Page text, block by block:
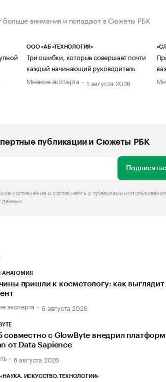
больше внимания и попадают в Сюжеты РБК
ООО «АБ «ТЕХНОЛОГИЯ»
Три ошибки, которые совершает почти
каждый начинающий руководитель
Мнение эксперта
1 августа 2026
публикации и Сюжеты РБК
соглашениеи соглашаюсь с правилами использования
данных.
АНАТОМИЯ
пришли к косметологу: как
эксперта 6 августа 2026
совместно с GlowByte внедрил
от Data Sapience
6 августа 2026
ИСКУССТВО. ТЕХНОЛОГИИ»